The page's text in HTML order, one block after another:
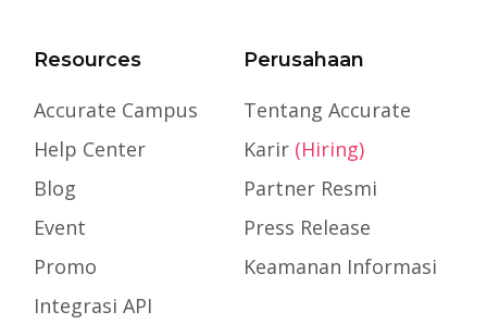
Resources
Accurate Campus
Help Center
Blog
Event
Promo
Integrasi API
Perusahaan
Tentang Accurate
Karir (Hiring)
Partner Resmi
Press Release
Keamanan Informasi